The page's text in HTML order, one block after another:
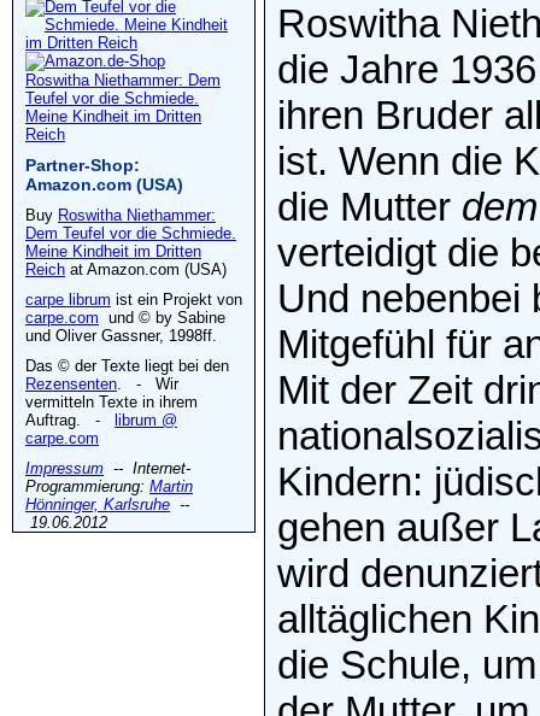
Roswitha
die Jahre
ihren Bruder
ist. Wenn die
die Mutter
verteidigt die
Und nebenbei
Mitgefühl für
Mit der Zeit
Kindern:
gehen außer
wird
alltäglichen
die Schule,
Roswitha Niethammer: Dem
Teufel vor die Schmiede.
Meine Kindheit im Dritten
Reich
Partner-Shop:
Amazon.com (USA)
Buy Roswitha Niethammer:
Dem Teufel vor die Schmiede.
Meine Kindheit im Dritten
Reich at Amazon.com (USA)
carpe librum ist ein Projekt von
carpe.com und © by Sabine
und Oliver Gassner, 1998ff.
Das © der Texte liegt bei den
Rezensenten. - Wir
vermitteln Texte in ihrem
Auftrag. -
librum @
carpe.com
Impressum -- Internet-
Programmierung: Martin
Hönninger, Karlsruhe --
19.06.2012